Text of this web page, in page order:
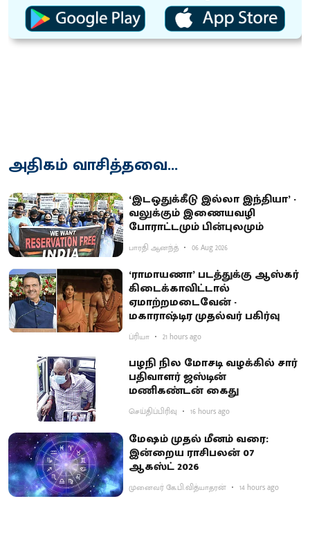
அதிகம் வாசித்தவை...
‘இடஒதுக்கீடு இல்லா இந்தியா’ -
வலுக்கும் இணையவழி
போராட்டமும் பின்புலமும்
பாரதி ஆனந்த் 06 Aug 2026
‘ராமாயணா’ படத்துக்கு ஆஸ்கர்
கிடைக்காவிட்டால்
ஏமாற்றமடைவேன் -
மகாராஷ்டிர முதல்வர் பகிர்வு
ப்ரியா 21 hours ago
பழநி நில மோசடி வழக்கில் சார்
பதிவாளர் ஜஸ்டின்
மணிகண்டன் கைது
செய்திப்பிரிவு 16 hours ago
மேஷம் முதல் மீனம் வரை:
இன்றைய ராசிபலன் 07
ஆகஸ்ட் 2026
முனைவர் கே.பி.வித்யாதரன் 14 hours ago